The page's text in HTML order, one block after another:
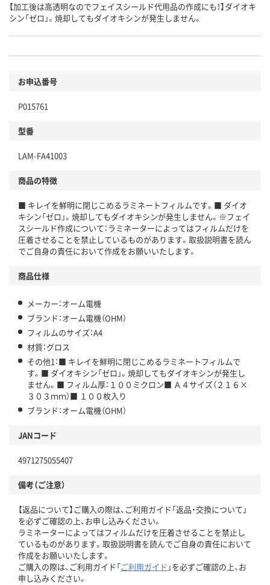
【加工後は高透明なのでフェイスシールド代用品の作成にも！】ダイオキ
シン「ゼロ」。焼却してもダイオキシンが発生しません。
お申込番号
P015761
型番
LAM-FA41003
商品の特徴
■ キレイを鮮明に閉じこめるラミネートフィルムです。■ ダイオ
キシン「ゼロ」。焼却してもダイオキシンが発生しません。※フェイ
スシールド作成について：ラミネーターによってはフィルムだけを
圧着させることを禁止しているものがあります。取扱説明書を読ん
でご自身の責任において作成をお願いいたします。
商品仕様
メーカー：オーム電機
ブランド：オーム電機（OHM）
フィルムのサイズ：A4
材質：グロス
その他1：■ キレイを鮮明に閉じこめるラミネートフィルムで
す。■ ダイオキシン「ゼロ」。焼却してもダイオキシンが発生し
ません。■ フィルム厚：１００ミクロン■ Ａ４サイズ（２１６×
３０３ｍｍ）■ １００枚入り
ブランド：オーム電機（OHM）
JANコード
4971275055407
備考（ご注意）
【返品について】ご購入の際は、ご利用ガイド「返品・交換について」
を必ずご確認の上、お申し込みください。
ラミネーターによってはフィルムだけを圧着させることを禁止し
ているものがあります。取扱説明書を読んでご自身の責任において
作成をお願いいたします。
ご購入の際は、ご利用ガイド「ご利用ガイド 」を必ずご確認の上、お
申し込みください。